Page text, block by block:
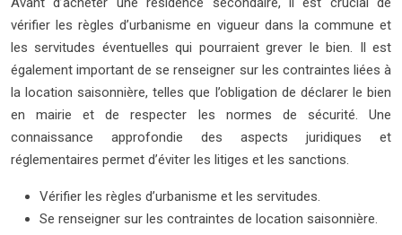
vérifier les règles d’urbanisme en vigueur dans la commune et
les servitudes éventuelles qui pourraient grever le bien. Il est
également important de se renseigner sur les contraintes liées à
la location saisonnière, telles que l’obligation de déclarer le bien
en mairie et de respecter les normes de sécurité. Une
connaissance approfondie des aspects juridiques et
réglementaires permet d’éviter les litiges et les sanctions.
Vérifier les règles d’urbanisme et les servitudes.
Se renseigner sur les contraintes de location saisonnière.